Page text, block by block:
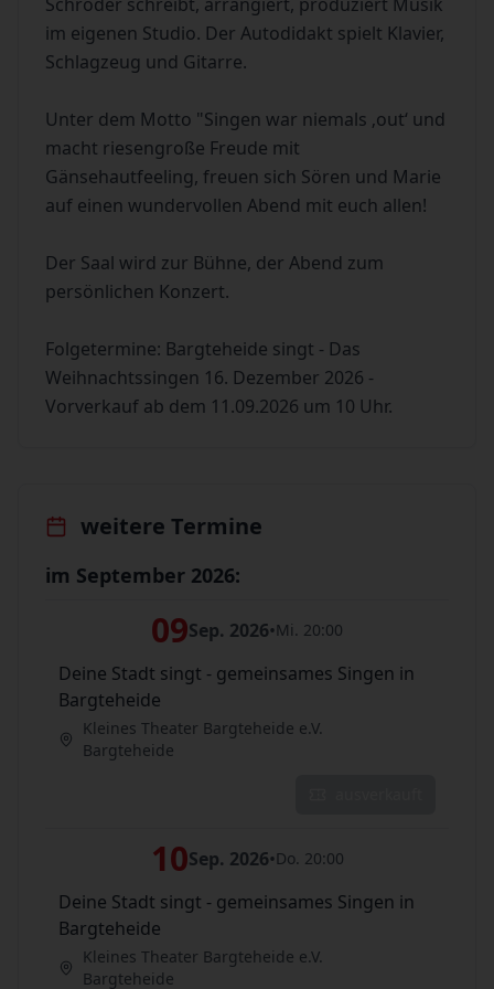
im eigenen Studio. Der Autodidakt spielt Klavier,
Schlagzeug und Gitarre.
Unter dem Motto "Singen war niemals ‚out‘ und
macht riesengroße Freude mit
Gänsehautfeeling, freuen sich Sören und Marie
auf einen wundervollen Abend mit euch allen!
Der Saal wird zur Bühne, der Abend zum
persönlichen Konzert.
Folgetermine: Bargteheide singt - Das
Weihnachtssingen 16. Dezember 2026 -
Vorverkauf ab dem 11.09.2026 um 10 Uhr.
weitere Termine
im September 2026:
09Sep. 2026•Mi. 20:00
Deine Stadt singt - gemeinsames Singen in
Bargteheide
Kleines Theater Bargteheide e.V.
Bargteheide
10Sep. 2026•Do. 20:00
Deine Stadt singt - gemeinsames Singen in
Bargteheide
Kleines Theater Bargteheide e.V.
Bargteheide